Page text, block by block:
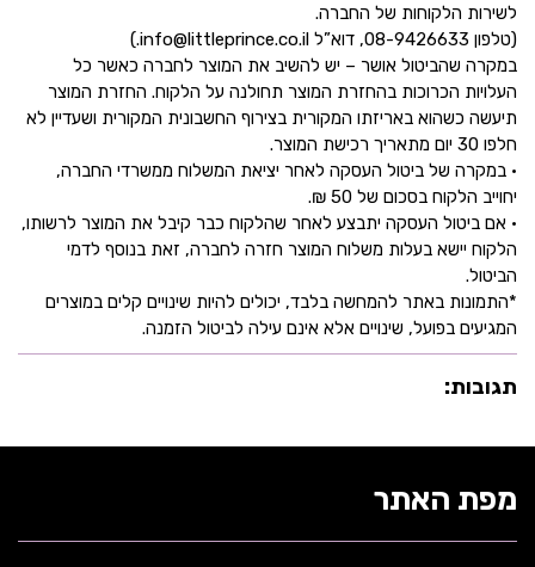
לשירות הלקוחות של החברה.
(טלפון 08-9426633, דוא”ל info@littleprince.co.il.)
במקרה שהביטול אושר – יש להשיב את המוצר לחברה כאשר כל
העלויות הכרוכות בהחזרת המוצר תחולנה על הלקוח. החזרת המוצר
תיעשה כשהוא באריזתו המקורית בצירוף החשבונית המקורית ושעדיין לא
חלפו 30 יום מתאריך רכישת המוצר.
• במקרה של ביטול העסקה לאחר יציאת המשלוח ממשרדי החברה,
יחוייב הלקוח בסכום של 50 ₪.
• אם ביטול העסקה יתבצע לאחר שהלקוח כבר קיבל את המוצר לרשותו,
הלקוח יישא בעלות משלוח המוצר חזרה לחברה, זאת בנוסף לדמי
הביטול.
*התמונות באתר להמחשה בלבד, יכולים להיות שינויים קלים במוצרים
המגיעים בפועל, שינויים אלא אינם עילה לביטול הזמנה.
תגובות:
מפת האתר